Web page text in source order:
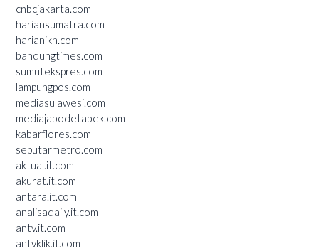
cnbcjakarta.com
hariansumatra.com
harianikn.com
bandungtimes.com
sumutekspres.com
lampungpos.com
mediasulawesi.com
mediajabodetabek.com
kabarflores.com
seputarmetro.com
aktual.it.com
akurat.it.com
antara.it.com
analisadaily.it.com
antv.it.com
antvklik.it.com